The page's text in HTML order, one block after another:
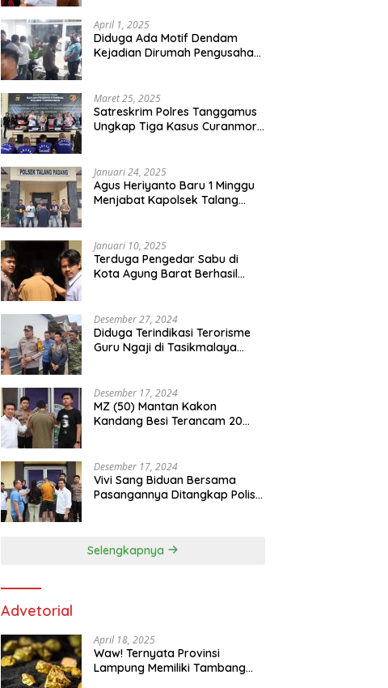
April 1, 2025
Diduga Ada Motif Dendam
Kejadian Dirumah Pengusaha
Maret 25, 2025
Satreskrim Polres Tanggamus
Ungkap Tiga Kasus Curanmor,
Januari 24, 2025
Agus Heriyanto Baru 1 Minggu
Menjabat Kapolsek Talang
Januari 10, 2025
Terduga Pengedar Sabu di
Kota Agung Barat Berhasil
Desember 27, 2024
Diduga Terindikasi Terorisme
Guru Ngaji di Tasikmalaya
Desember 17, 2024
MZ (50) Mantan Kakon
Kandang Besi Terancam 20
Desember 17, 2024
Vivi Sang Biduan Bersama
Pasangannya Ditangkap Polisi
Selengkapnya
Advetorial
April 18, 2025
Waw! Ternyata Provinsi
Lampung Memiliki Tambang